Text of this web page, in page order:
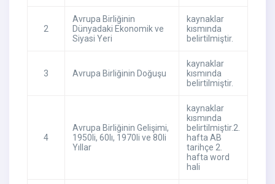
2
Avrupa Birliğinin
Dünyadaki Ekonomik ve
Siyasi Yeri
kaynaklar
kısmında
belirtilmiştir.
3 Avrupa Birliğinin Doğuşu
kaynaklar
kısmında
belirtilmiştir.
4
Avrupa Birliğinin Gelişimi,
1950li, 60lı, 1970li ve 80li
Yıllar
kaynaklar
kısmında
belirtilmiştir.2.
hafta AB
tarihçe 2.
hafta word
hali